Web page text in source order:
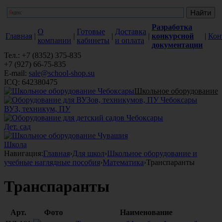
Главная |
О
компании
|
Готовые
кабинеты
|
Доставка
и оплата
|
Разработка
конкурсной
документации
|
Тел.: +7 (8352) 375-835
+7 (927) 66-75-835
E-mail: sale@school-shop.su
ICQ: 642380475
Школьное оборудование
ВУЗ, техникум, ПУ
Дет. сад
Школа
Навигация:Главная›Для школ›Школьное оборудование и
учебные наглядные пособия›Математика›Транспаранты
Транспаранты
Арт. Фото
Наименование